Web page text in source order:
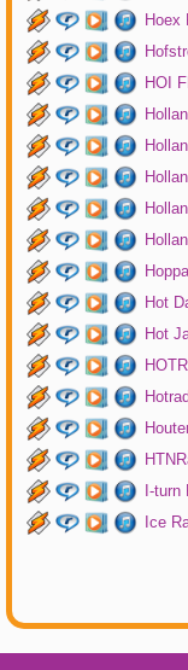
Hoex
HOI
Hot
Hot
I-turn
Ice